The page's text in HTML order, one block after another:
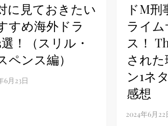
に見ておきたい
すめ海外ドラ
！（スリル・
ペンス編）
ドM刑
ライ
ス！
され
ン1ネ
感想